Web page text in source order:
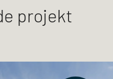
projekt